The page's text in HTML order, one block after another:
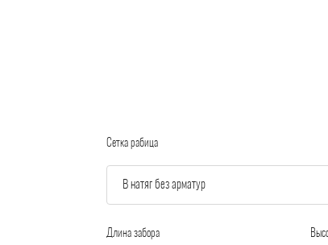
Сетка рабица
Длина забора